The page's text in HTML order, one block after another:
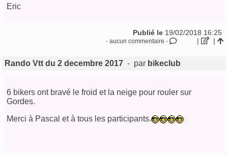
Eric
Publié le 19/02/2018 16:25
- aucun commentaire - | |
Rando Vtt du 2 decembre 2017 - par bikeclub
6 bikers ont bravé le froid et la neige pour rouler sur
Gordes.
Merci à Pascal et à tous les participants.